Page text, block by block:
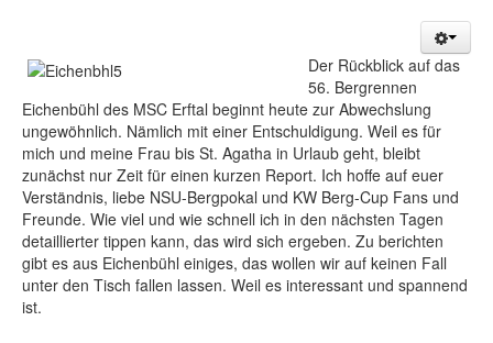
Der Rückblick auf das
56. Bergrennen
Eichenbühl des MSC Erftal beginnt heute zur Abwechslung
ungewöhnlich. Nämlich mit einer Entschuldigung. Weil es für
mich und meine Frau bis St. Agatha in Urlaub geht, bleibt
zunächst nur Zeit für einen kurzen Report. Ich hoffe auf euer
Verständnis, liebe NSU-Bergpokal und KW Berg-Cup Fans und
Freunde. Wie viel und wie schnell ich in den nächsten Tagen
detaillierter tippen kann, das wird sich ergeben. Zu berichten
gibt es aus Eichenbühl einiges, das wollen wir auf keinen Fall
unter den Tisch fallen lassen. Weil es interessant und spannend
ist.